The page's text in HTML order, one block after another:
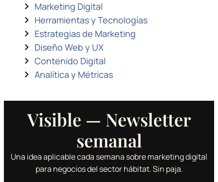
Marketing Digital
Herramientas y Tecnologías
Estrategias de Marketing
Diseño Web y UX
Contenido Digital
Analítica y Métricas
Visible — Newsletter
semanal
Una idea aplicable cada semana sobre marketing digital
para negocios del sector hábitat. Sin paja.